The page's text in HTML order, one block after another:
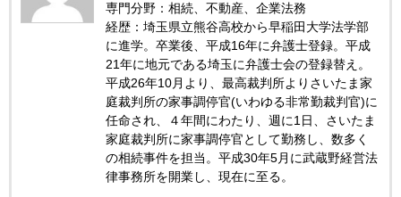
専門分野：相続、不動産、企業法務
経歴：埼玉県立熊谷高校から早稲田大学法学部
に進学。卒業後、平成16年に弁護士登録。平成
21年に地元である埼玉に弁護士会の登録替え。
平成26年10月より、最高裁判所よりさいたま家
庭裁判所の家事調停官(いわゆる非常勤裁判官)に
任命され、４年間にわたり、週に1日、さいたま
家庭裁判所に家事調停官として勤務し、数多く
の相続事件を担当。平成30年5月に武蔵野経営法
律事務所を開業し、現在に至る。